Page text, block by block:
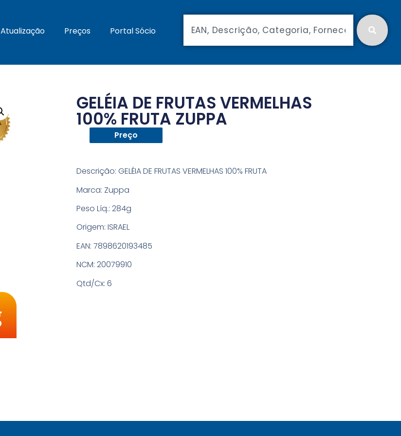
Atualização Preços Portal Sócio
GELÉIA DE FRUTAS VERMELHAS
100% FRUTA ZUPPA
Preço
Descrição: GELÉIA DE FRUTAS VERMELHAS 100% FRUTA
Marca: Zuppa
Peso Líq.: 284g
Origem:ISRAEL
EAN: 7898620193485
NCM: 20079910
Qtd/Cx: 6